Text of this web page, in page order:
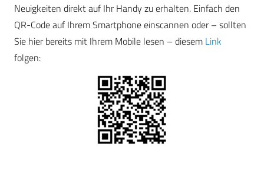
Neuigkeiten direkt auf Ihr Handy zu erhalten. Einfach den
QR-Code auf Ihrem Smartphone einscannen oder – sollten
Sie hier bereits mit Ihrem Mobile lesen – diesem Link
folgen: